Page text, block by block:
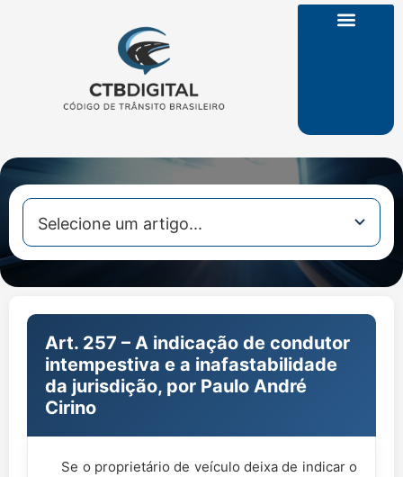
Art. 257 – A indicação de condutor
intempestiva e a inafastabilidade
da jurisdição, por Paulo André
Cirino
Se o proprietário de veículo deixa de indicar o